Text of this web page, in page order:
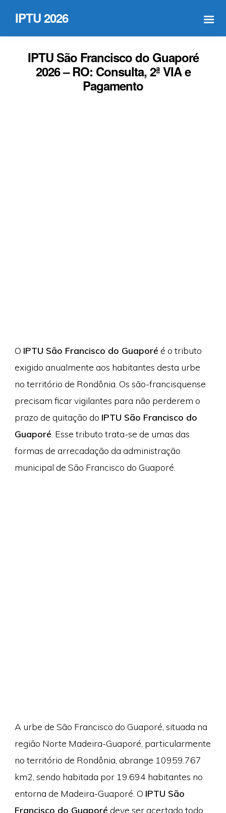
IPTU 2026
IPTU São Francisco do Guaporé
2026 – RO: Consulta, 2ª VIA e
Pagamento
O IPTU São Francisco do Guaporé é o tributo
exigido anualmente aos habitantes desta urbe
no território de Rondônia. Os são-francisquense
precisam ficar vigilantes para não perderem o
prazo de quitação do IPTU São Francisco do
Guaporé . Esse tributo trata-se de umas das
formas de arrecadação da administração
municipal de São Francisco do Guaporé.
A urbe de São Francisco do Guaporé, situada na
região Norte Madeira-Guaporé, particularmente
no território de Rondônia, abrange 10959.767
km2, sendo habitada por 19.694 habitantes no
entorna de Madeira-Guaporé. O IPTU São
Francisco do Guaporé deve ser acertado todo